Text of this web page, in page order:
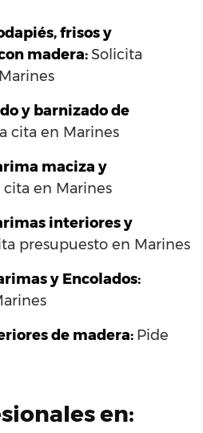
frisos y
madera:Solicita
y barnizado de
cita en Marines
maciza y
cita en Marines
interiores y
presupuesto en Marines
y Encolados:
de madera: Pide
en: